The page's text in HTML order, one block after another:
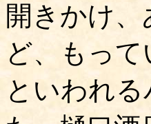
開きかけ
ど、もっ
といわれ